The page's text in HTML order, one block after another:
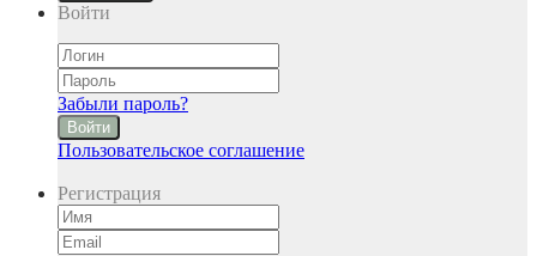
Войти
Забыли пароль?
Войти
Пользовательское соглашение
Регистрация